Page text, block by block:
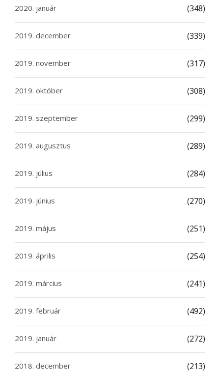
2020. január (348)
2019. december (339)
2019. november (317)
2019. október (308)
2019. szeptember (299)
2019. augusztus (289)
2019. július (284)
2019. június (270)
2019. május (251)
2019. április (254)
2019. március (241)
2019. február (492)
2019. január (272)
2018. december (213)